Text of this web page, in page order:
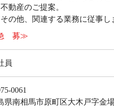
不動産のご提案。
その他、関連する業務に従事し
募≫
員
0061
県南相馬市原町区大木戸字金